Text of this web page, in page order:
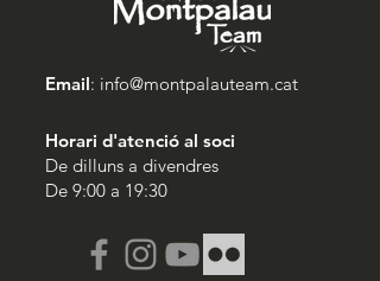
Email: info@montpalauteam.cat
Horari d'atenció al soci
De dilluns a divendres
De 9:00 a 19:30